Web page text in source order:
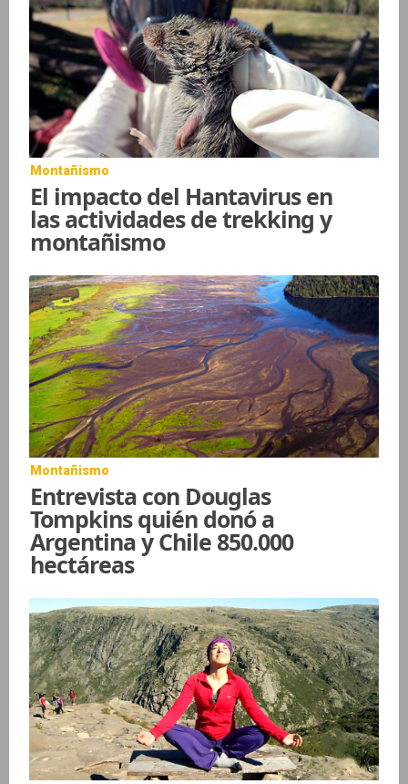
Montañismo
El impacto del Hantavirus en
las actividades de trekking y
montañismo
Montañismo
Entrevista con Douglas
Tompkins quién donó a
Argentina y Chile 850.000
hectáreas